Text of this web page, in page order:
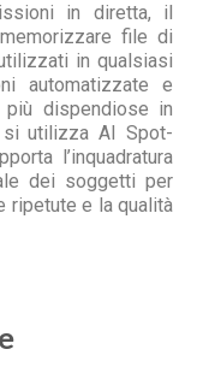
in diretta, il
file di
in qualsiasi
automatizzate e
dispendiose in
utilizza AI Spot-
l’inquadratura
dei soggetti per
ripetute e la qualità